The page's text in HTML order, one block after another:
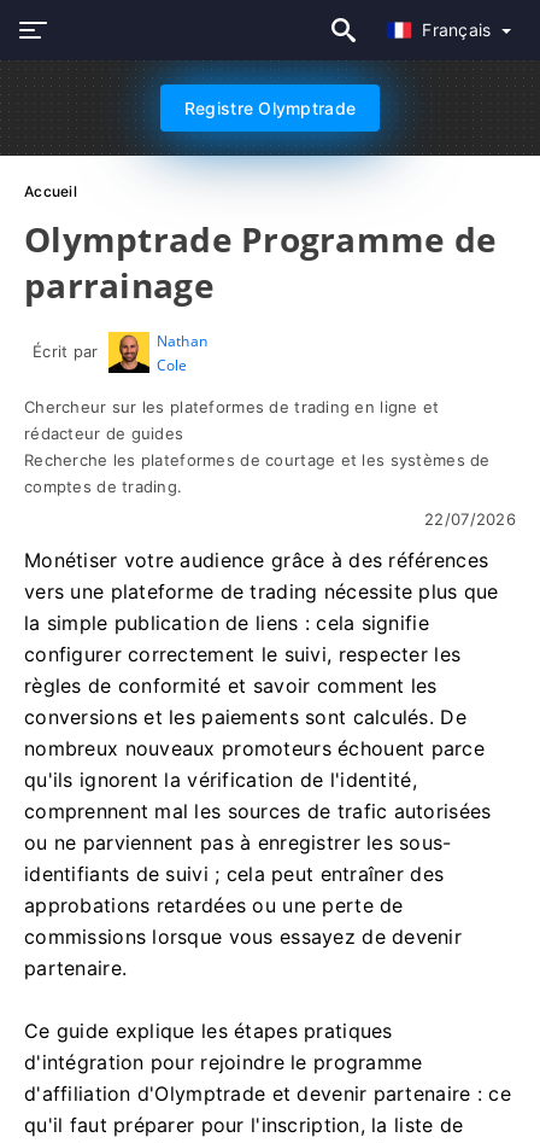
Français
Registre Olymptrade
Accueil
Olymptrade Programme de
parrainage
Écrit par
Nathan
Cole
Chercheur sur les plateformes de trading en ligne et
rédacteur de guides
Recherche les plateformes de courtage et les systèmes de
comptes de trading.
22/07/2026
Monétiser votre audience grâce à des références
vers une plateforme de trading nécessite plus que
la simple publication de liens : cela signifie
configurer correctement le suivi, respecter les
règles de conformité et savoir comment les
conversions et les paiements sont calculés. De
nombreux nouveaux promoteurs échouent parce
qu'ils ignorent la vérification de l'identité,
comprennent mal les sources de trafic autorisées
ou ne parviennent pas à enregistrer les sous-
identifiants de suivi ; cela peut entraîner des
approbations retardées ou une perte de
commissions lorsque vous essayez de devenir
partenaire.
Ce guide explique les étapes pratiques
d'intégration pour rejoindre le programme
d'affiliation d'Olymptrade et devenir partenaire : ce
qu'il faut préparer pour l'inscription, la liste de